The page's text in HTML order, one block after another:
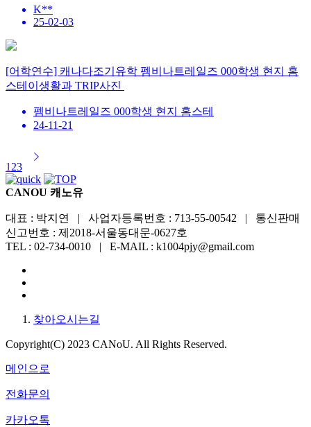
K**
25-02-03
[어학연수] 캐나다조기유학 펨비나트레일즈 000학생 현지 홈
스테이생활과 TRIP사진 ​
펨비나트레일즈 000학생 현지 홈스테
24-11-21
1 23
CANOU 캐노유
대표 : 박지연 | 사업자등록번호 : 713-55-00542 | 통신판매
신고번호 : 제2018-서울동대문-0627호
TEL : 02-734-0010 | E-MAIL : k1004pjy@gmail.com
찾아오시는길
Copyright(C) 2023 CANoU. All Rights Reserved.
메인으로
전화문의
카카오톡